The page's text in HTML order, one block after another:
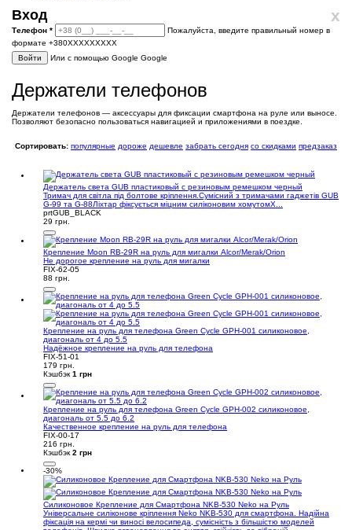
x
Вход
Телефон *
Пожалуйста, введите правильный номер в
формате +380XXXXXXXXX
Войти
Или с помощью Google Google
Держатели телефонов
Держатели телефонов — аксессуары для фиксации смартфона на руле или выносе.
Позволяют безопасно пользоваться навигацией и приложениями в поездке.
Сортировать: популярные дороже дешевле забрать сегодня со скидками предзаказ
Держатель света GUB пластиковый с резиновым ремешком черный
Тримач для світла під болтове кріплення.Сумісний з тримачами гаджетів GUB
G-99 та G-88Ліхтар фіксується міцним силіконовим хомутомХ...
prtGUB_BLACK
29 грн.
Крепление Moon RB-29R на руль для мигалки Alcor/Merak/Orion
Не дорогое крепление на руль для мигалки
FIX-62-05
88 грн.
Крепление на руль для телефона Green Cycle GPH-001 силиконовое,
диагональ от 4 до 5.5
Надёжное крепление на руль для телефона
FIX-51-01
179 грн.
Кэшбэк 1 грн
Крепление на руль для телефона Green Cycle GPH-002 силиконовое,
диагональ от 5.5 до 6.2
Качественное крепление на руль для телефона
FIX-00-17
216 грн.
Кэшбэк 2 грн
-30%
Силиконовое Крепление для Смартфона NKB-530 Neko на Руль
Універсальне силіконове кріплення Neko NKB-530 для смартфона. Надійна
фіксація на кермі чи виносі велосипеда, сумісність з більшістю моделей